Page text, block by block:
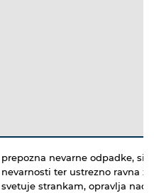
prepozna nevarne odpadke,
nevarnosti ter ustrezno ravna
svetuje strankam, opravlja